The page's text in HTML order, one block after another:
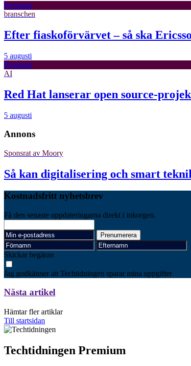
Premium
branschen
Efter fiaskoförvärvet – så ska
5 augusti
Premium
AI
Red Hat lanserar open source-
5 augusti
Annons
Sponsrat av Moory
Så kan digitalisering och smart
Kostnadsfritt nyhetsbrev
Få den senaste uppdateringarna direkt i inkorgen.
Skickar begäran
Jag godkänner att Techtidningen sparar mina uppgifter
Nästa artikel
Hämtar fler artiklar
Till startsidan
Techtidningen Premium